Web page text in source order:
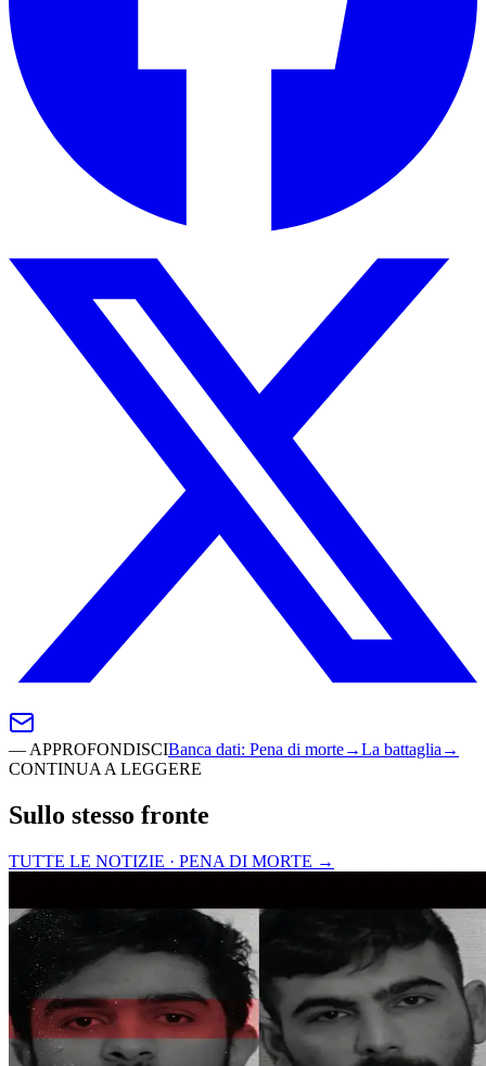
— APPROFONDISCIBanca dati: Pena di morte→La battaglia →
CONTINUA A LEGGERE
Sullo stesso fronte
TUTTE LE NOTIZIE · PENA DI MORTE →